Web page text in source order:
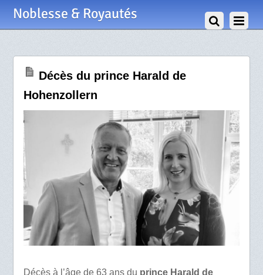
Noblesse & Royautés
Décès du prince Harald de
Hohenzollern
Décès à l’âge de 63 ans du prince Harald de